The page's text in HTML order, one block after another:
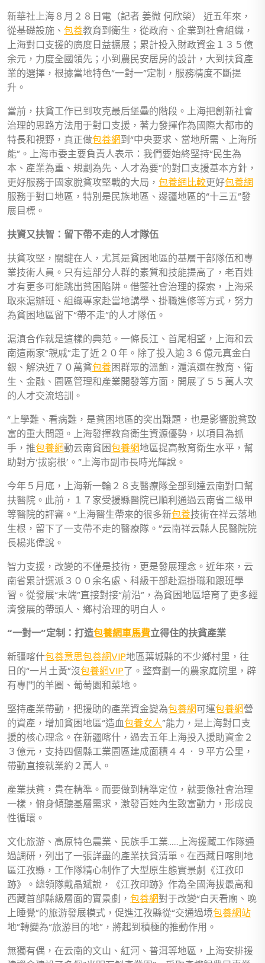
新華社上海８月２８日電（記者 姜微 何欣榮） 近五年來，
從基礎設施、 包養教育到衛生，從政府、企業到社會組織，
上海對口支援的廣度日益擴展；累計投入財政資金１３５億
余元，力度全國領先；小到農民安居房的設計，大到扶貧產
業的選擇，根據當地特色“一對一”定制，服務精度不斷提
升。
當前，扶貧工作已到攻克最后堡壘的階段。上海把創新社會
治理的思路方法用于對口支援，著力發揮作為國際大都市的
特長和視野，真正做包養網到“中央要求、當地所需、上海所
能”。上海市委主要負責人表示：我們要始終堅持“民生為
本、產業為重、規劃為先、人才為要”的對口支援基本方針，
更好服務于國家脫貧攻堅戰的大局， 包養網比較更好包養網
服務于對口地區，特別是民族地區、邊疆地區的“十三五”發
展目標。
扶資又扶智：留下帶不走的人才隊伍
扶貧攻堅，關鍵在人，尤其是貧困地區的基層干部隊伍和專
業技術人員。只有這部分人群的素質和技能提高了，老百姓
才有更多可能跳出貧困陷阱。借鑒社會治理的探索，上海采
取來滬辦班、組織專家赴當地講學、掛職進修等方式，努力
為貧困地區留下“帶不走”的人才隊伍。
滬滇合作就是這樣的典范。一條長江、首尾相望，上海和云
南這兩家“親戚”走了近２０年。除了投入逾３６億元真金白
銀、解決近７０萬貧包養困群眾的溫飽，滬滇還在教育、衛
生、金融、園區管理和產業開發等方面，開展了５５萬人次
的人才交流培訓。
“上學難、看病難，是貧困地區的突出難題，也是影響脫貧致
富的重大問題。上海發揮教育衛生資源優勢，以項目為抓
手，推包養網動云南貧困包養網地區提高教育衛生水平，幫
助對方‘拔窮根’。”上海市副市長時光輝說。
今年５月底，上海新一輪２８支醫療隊全部到達云南對口幫
扶醫院。此前，１７家受援縣醫院已順利通過云南省二級甲
等醫院的評審。“上海醫生帶來的很多新包養技術在祥云落地
生根，留下了一支帶不走的醫療隊。”云南祥云縣人民醫院院
長楊兆偉說。
智力支援，改變的不僅是技術，更是發展理念。近年來，云
南省累計選派３００余名處、科級干部赴滬掛職和跟班學
習。從發展“末端”直接對接“前沿”，為貧困地區培育了更多經
濟發展的帶頭人、鄉村治理的明白人。
“一對一”定制：打造包養網車馬費立得住的扶貧產業
新疆喀什包養意思包養網VIP地區葉城縣的不少鄉村里，往
日的“一片土黃”沒包養網VIP了。整齊劃一的農家庭院里，辟
有專門的羊圈、葡萄園和菜地。
堅持產業帶動，把援助的產業資金變為包養網可運包養網營
的資產，增加貧困地區“造血包養女人”能力，是上海對口支
援的核心理念。在新疆喀什，過去五年上海投入援助資金２
３億元，支持四個縣工業園區建成面積４４．９平方公里，
帶動直接就業約２萬人。
產業扶貧，貴在精準。而要做到精準定位，就要像社會治理
一樣，俯身傾聽基層需求，激發百姓內生致富動力，形成良
性循環。
文化旅游、高原特色農業、民族手工業……上海援藏工作隊通
過調研，列出了一張詳盡的產業扶貧清單。在西藏日喀則地
區江孜縣，工作隊精心制作了大型原生態實景劇《江孜印
跡》。總領隊戴晶斌說，《江孜印跡》作為全國海拔最高和
西藏首部縣級層面的實景劇， 包養網對于改變“白天看廟、晚
上睡覺”的旅游發展模式，促進江孜縣從“交通過境包養網站
地”轉變為“旅游目的地”，將起到積極的推動作用。
無獨有偶，在云南的文山、紅河、普洱等地區，上海安排援